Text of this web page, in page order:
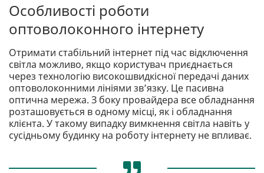
Особливості роботи
оптоволоконного інтернету
Отримати стабільний інтернет під час відключення
світла можливо, якщо користувач приєднається
через технологію високошвидкісної передачі даних
оптоволоконними лініями зв’язку. Це пасивна
оптична мережа. З боку провайдера все обладнання
розташовується в одному місці, як і обладнання
клієнта. У такому випадку вимкнення світла навіть у
сусідньому будинку на роботу інтернету не впливає.